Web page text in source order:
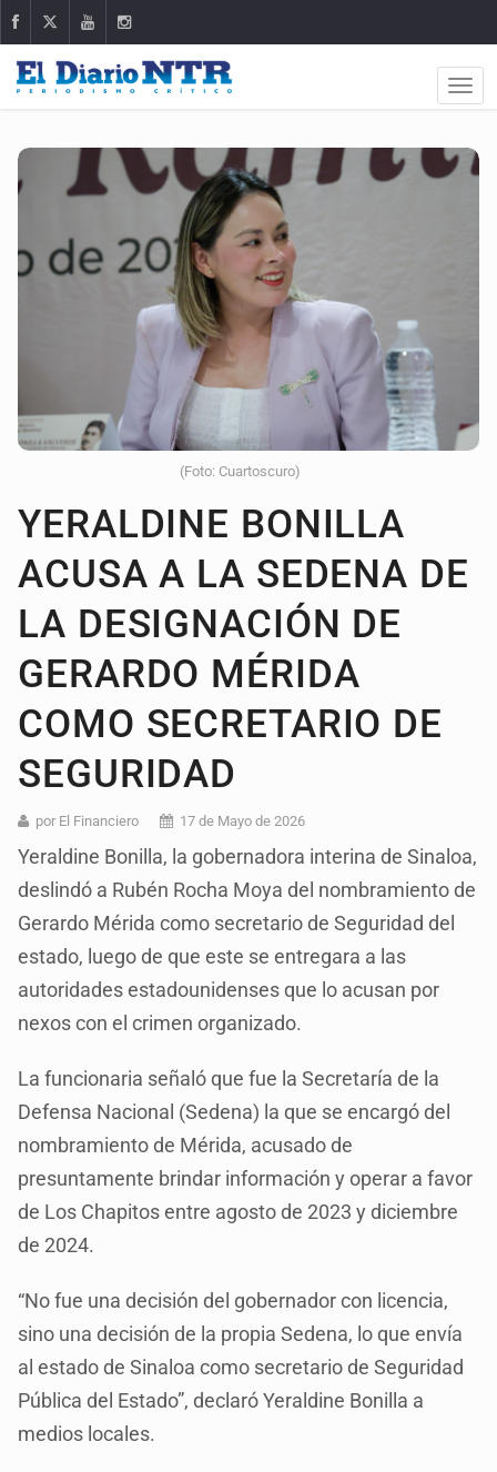
(Foto: Cuartoscuro)
YERALDINE BONILLA
ACUSA A LA SEDENA DE
LA DESIGNACIÓN DE
GERARDO MÉRIDA
COMO SECRETARIO DE
SEGURIDAD
por El Financiero 17 de Mayo de 2026
Yeraldine Bonilla, la gobernadora interina de Sinaloa,
deslindó a Rubén Rocha Moya del nombramiento de
Gerardo Mérida como secretario de Seguridad del
estado, luego de que este se entregara a las
autoridades estadounidenses que lo acusan por
nexos con el crimen organizado.
La funcionaria señaló que fue la Secretaría de la
Defensa Nacional (Sedena) la que se encargó del
nombramiento de Mérida, acusado de
presuntamente brindar información y operar a favor
de Los Chapitos entre agosto de 2023 y diciembre
de 2024.
“No fue una decisión del gobernador con licencia,
sino una decisión de la propia Sedena, lo que envía
al estado de Sinaloa como secretario de Seguridad
Pública del Estado”, declaró Yeraldine Bonilla a
medios locales.